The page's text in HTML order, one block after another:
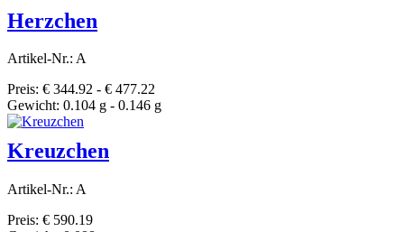
Herzchen
Artikel-Nr.: A
Preis: € 344.92 - € 477.22
Gewicht: 0.104 g - 0.146 g
Kreuzchen
Artikel-Nr.: A
Preis: € 590.19